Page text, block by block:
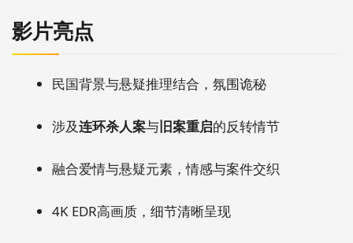
影片亮点
民国背景与悬疑推理结合，氛围诡秘
涉及连环杀人案与旧案重启的反转情节
融合爱情与悬疑元素，情感与案件交织
4K EDR高画质，细节清晰呈现